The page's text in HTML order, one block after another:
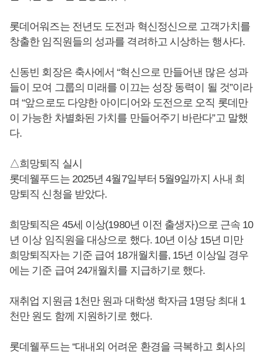
롯데어워즈는 전년도 도전과 혁신정신으로 고객가치를
창출한 임직원들의 성과를 격려하고 시상하는 행사다.
신동빈 회장은 축사에서 “혁신으로 만들어낸 많은 성과
들이 모여 그룹의 미래를 이끄는 성장 동력이 될 것”이라
며 “앞으로도 다양한 아이디어와 도전으로 오직 롯데만
이 가능한 차별화된 가치를 만들어주기 바란다”고 말했
다.
△희망퇴직 실시
롯데웰푸드는 2025년 4월7일부터 5월9일까지 사내 희
망퇴직 신청을 받았다.
희망퇴직은 45세 이상(1980년 이전 출생자)으로 근속 10
년 이상 임직원을 대상으로 했다. 10년 이상 15년 미만
희망퇴직자는 기준 급여 18개월치를, 15년 이상일 경우
에는 기준 급여 24개월치를 지급하기로 했다.
재취업 지원금 1천만 원과 대학생 학자금 1명당 최대 1
천만 원도 함께 지원하기로 했다.
롯데웰푸드는 “대내외 어려운 환경을 극복하고 회사의